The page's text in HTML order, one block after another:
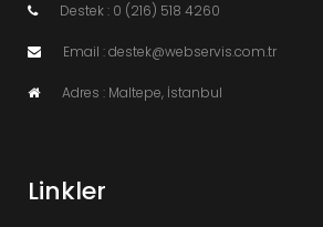
Destek : 0 (216) 518 4260
Email : destek@webservis.com.tr
Adres : Maltepe, İstanbul
Linkler